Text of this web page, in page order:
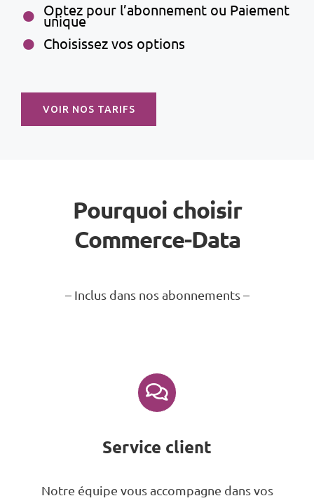
Optez pour l’abonnement ou Paiement
unique
Choisissez vos options
VOIR NOS TARIFS
Pourquoi choisir
Commerce-Data
– Inclus dans nos abonnements –
Service client
Notre équipe vous accompagne dans vos